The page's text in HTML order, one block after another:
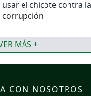
usar el chicote contra la
corrupción
MÁS +
CON NOSOTROS